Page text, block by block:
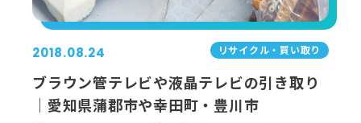
2018.08.24 リサイクル・買い取り
ブラウン管テレビや液晶テレビの引き取り
｜愛知県蒲郡市や幸田町・豊川市